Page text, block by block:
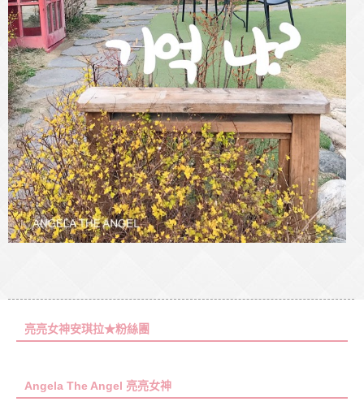
亮亮女神安琪拉★粉絲團
Angela The Angel 亮亮女神